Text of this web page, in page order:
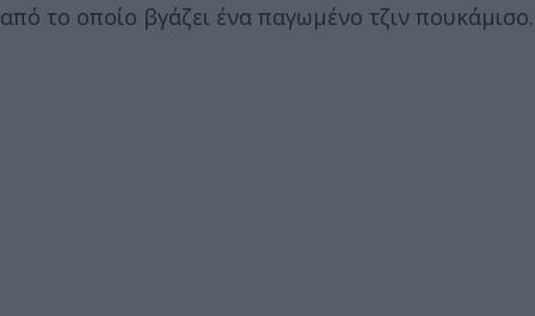
από το οποίο βγάζει ένα παγωμένο τζιν πουκάμισο.